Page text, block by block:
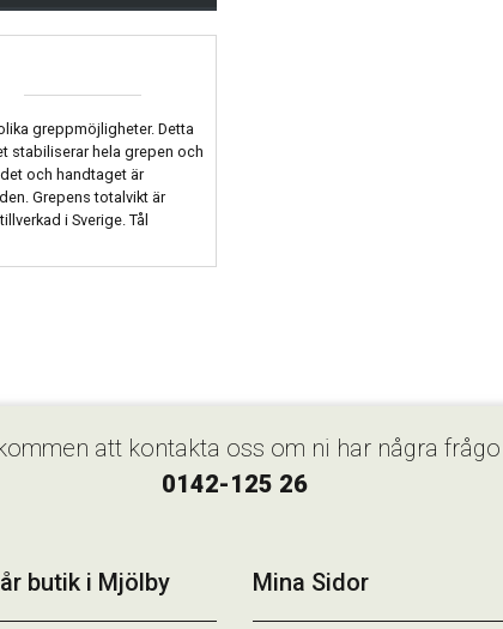
greppmöjligheter. Detta
stabiliserar hela grepen och
och handtaget är
Grepens totalvikt är
i Sverige. Tål
att kontakta oss om ni har några
0142-125 26
butik i Mjölby Mina Sidor